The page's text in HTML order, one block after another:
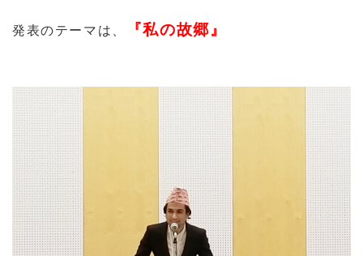
発表のテーマは、 『私の故郷』